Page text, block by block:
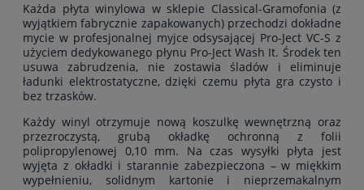
Każda płyta winylowa w sklepie Classical-Gramofonia (z
wyjątkiem fabrycznie zapakowanych) przechodzi dokładne
mycie w profesjonalnej myjce odsysającej Pro-Ject VC-S z
użyciem dedykowanego płynu Pro-Ject Wash It. Środek ten
usuwa zabrudzenia, nie zostawia śladów i eliminuje
ładunki elektrostatyczne, dzięki czemu płyta gra czysto i
bez trzasków.
Każdy winyl otrzymuje nową koszulkę wewnętrzną oraz
przezroczystą, grubą okładkę ochronną z folii
polipropylenowej 0,10 mm. Na czas wysyłki płyta jest
wyjęta z okładki i starannie zabezpieczona – w miękkim
wypełnieniu, solidnym kartonie i nieprzemakalnym